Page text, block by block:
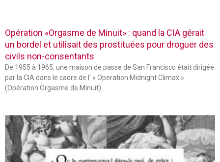
Opération «Orgasme de Minuit» : quand la CIA gérait
un bordel et utilisait des prostituées pour droguer des
civils non-consentants
De 1955 à 1965, une maison de passe de San Francisco était dirigée
par la CIA dans le cadre de l’ « Operation Midnight Climax »
(Opération Orgasme de Minuit)…